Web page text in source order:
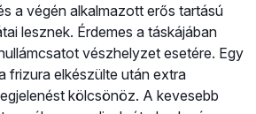
a végén alkalmazott erős tartású
lesznek. Érdemes a táskájában
vészhelyzet esetére. Egy
frizura elkészülte után extra
kölcsönöz. A kevesebb